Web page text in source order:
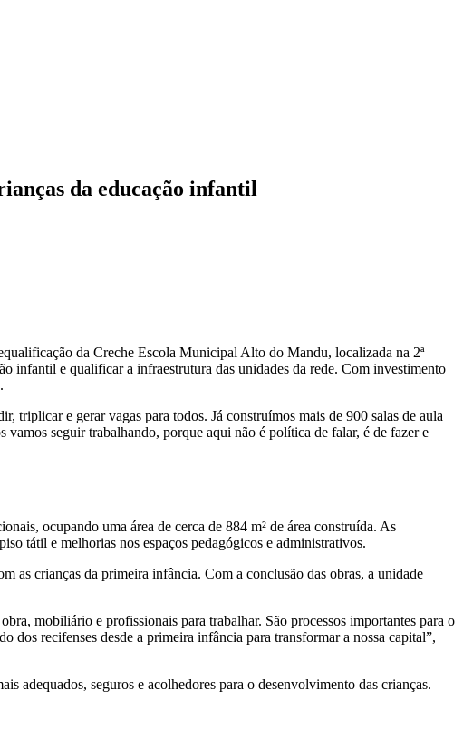
da educação infantil
da Creche Escola Municipal Alto do Mandu, localizada na 2ª
infantil e qualificar a infraestrutura das unidades da rede. Com investimento
triplicar e gerar vagas para todos. Já construímos mais de 900 salas de aula
seguir trabalhando, porque aqui não é política de falar, é de fazer e
ocupando uma área de cerca de 884 m² de área construída. As
tátil e melhorias nos espaços pedagógicos e administrativos.
as crianças da primeira infância. Com a conclusão das obras, a unidade
mobiliário e profissionais para trabalhar. São processos importantes para o
recifenses desde a primeira infância para transformar a nossa capital”,
adequados, seguros e acolhedores para o desenvolvimento das crianças.